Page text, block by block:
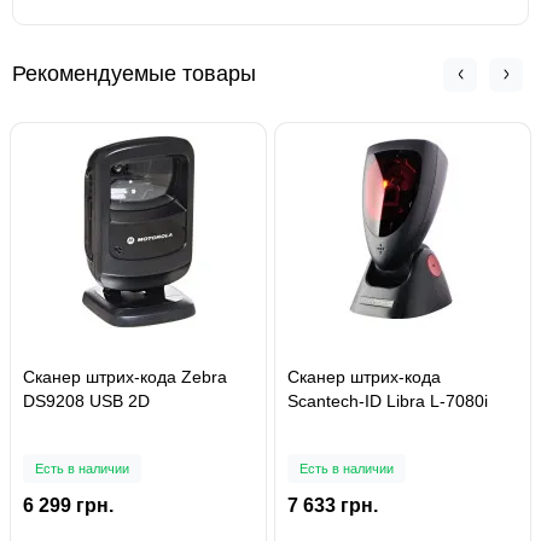
Рекомендуемые товары
Сканер штрих-кода Zebra
DS9208 USB 2D
Есть в наличии
6 299 грн.
Сканер штрих-кода
Scantech-ID Libra L-7080i
Есть в наличии
7 633 грн.